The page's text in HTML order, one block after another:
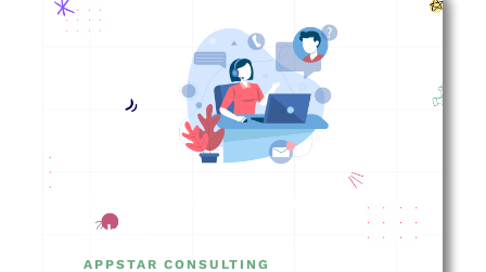
dobrze?
APPSTAR CONSULTING